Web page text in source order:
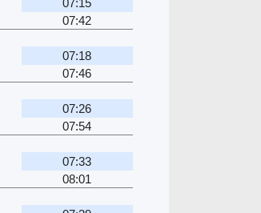
07:42
07:18
07:46
07:26
07:54
07:33
08:01